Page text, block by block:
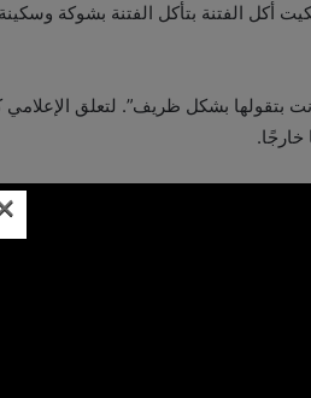
أكل الفتنة بتأكل الفتنة بشوكة
بتقولها بشكل ظريف”. لتعلق
خارجًا.